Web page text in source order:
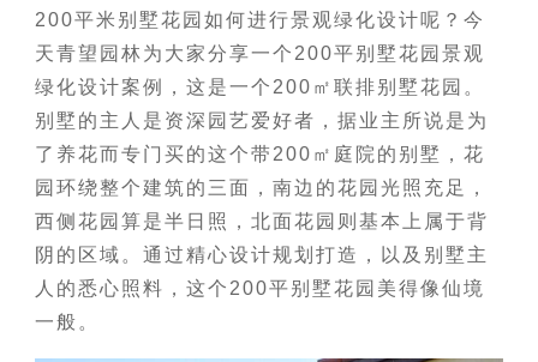
200平米别墅花园如何进行景观绿化设计呢？今
天青望园林为大家分享一个200平别墅花园景观
绿化设计案例，这是一个200㎡联排别墅花园。
别墅的主人是资深园艺爱好者，据业主所说是为
了养花而专门买的这个带200㎡庭院的别墅，花
园环绕整个建筑的三面，南边的花园光照充足，
西侧花园算是半日照，北面花园则基本上属于背
阴的区域。通过精心设计规划打造，以及别墅主
人的悉心照料，这个200平别墅花园美得像仙境
一般。